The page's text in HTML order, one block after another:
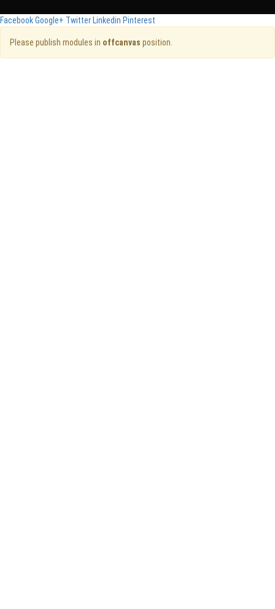
FacebookGoogle+ TwitterLinkedin Pinterest
Please publish modules in offcanvas position.